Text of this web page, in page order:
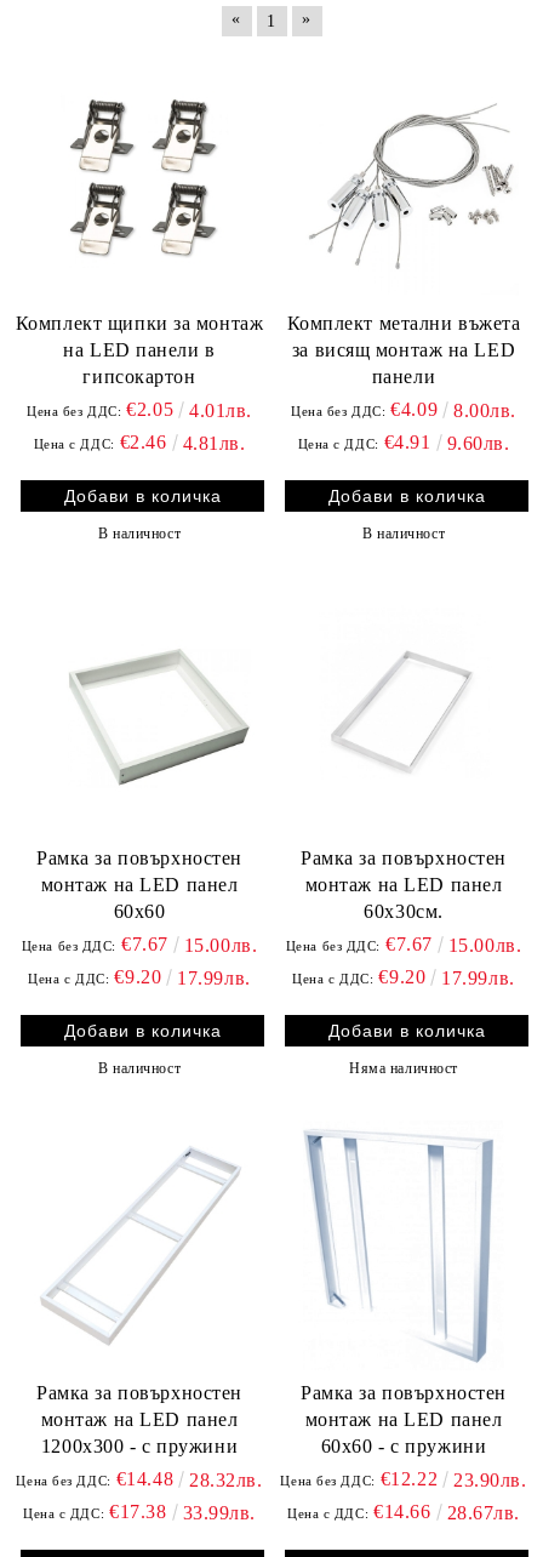
« 1 »
Комплект щипки за монтаж
на LED панели в
гипсокартон
Цена без ДДС: €2.05 4.01лв.
Цена с ДДС: €2.46 4.81лв.
В наличност
Комплект метални въжета
за висящ монтаж на LED
панели
Цена без ДДС: €4.09 8.00лв.
Цена с ДДС: €4.91 9.60лв.
В наличност
Рамка за повърхностен
монтаж на LED панел
60x60
Цена без ДДС: €7.67 15.00лв.
Цена с ДДС: €9.20 17.99лв.
В наличност
Рамка за повърхностен
монтаж на LED панел
60x30см.
Цена без ДДС: €7.67 15.00лв.
Цена с ДДС: €9.20 17.99лв.
Няма наличност
Рамка за повърхностен
монтаж на LED панел
1200х300 - с пружини
Цена без ДДС: €14.48 28.32лв.
Цена с ДДС: €17.38 33.99лв.
Рамка за повърхностен
монтаж на LED панел
60x60 - с пружини
Цена без ДДС: €12.22 23.90лв.
Цена с ДДС: €14.66 28.67лв.